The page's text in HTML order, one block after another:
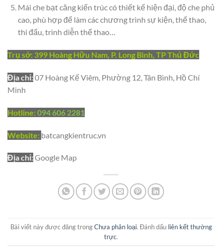
Mái che bạt căng kiến trúc có thiết kế hiện đại, độ che phủ
cao, phù hợp để làm các chương trình sự kiện, thể thao,
thi đấu, trình diễn thể thao…
Trụ sở: 399 Hoàng Hữu Nam, P. Long Bình, TP Thủ Đức
Địa chỉ:07 Hoàng Kế Viêm, Phường 12, Tân Bình, Hồ Chí
Minh
Hotline: 094 606 2281
Website: batcangkientruc.vn
Địa chỉ:Google Map
Bài viết này được đăng trongChưa phân loại. Đánh dấu liên kết thường
trực.